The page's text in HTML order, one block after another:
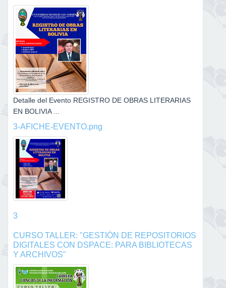
Detalle del Evento REGISTRO DE OBRAS LITERARIAS
EN BOLIVIA ...
3-AFICHE-EVENTO.png
3
CURSO TALLER: "GESTIÓN DE REPOSITORIOS
DIGITALES CON DSPACE: PARA BIBLIOTECAS
Y ARCHIVOS"